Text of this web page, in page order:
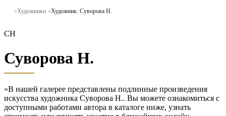
Художники Художник: Суворова Н.
СН
Суворова Н.
«В нашей галерее представлены подлинные произведения
искусства художника Суворова Н.. Вы можете ознакомиться с
доступными работами автора в каталоге ниже, узнать